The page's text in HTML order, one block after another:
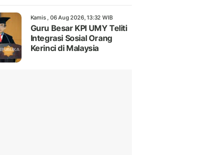
Kamis , 06 Aug 2026, 13:32 WIB
Guru Besar KPI UMY Teliti
Integrasi Sosial Orang
Kerinci di Malaysia